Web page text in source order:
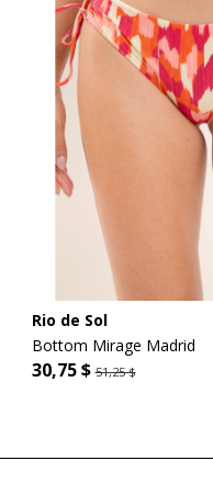
Rio de Sol
Bottom Mirage Madrid
30,75 $51,25 $